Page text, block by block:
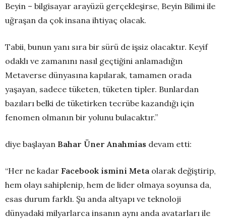
Beyin – bilgisayar arayüzü gerçekleşirse, Beyin Bilimi ile
uğraşan da çok insana ihtiyaç olacak.
Tabii, bunun yanı sıra bir sürü de işsiz olacaktır. Keyif
odaklı ve zamanını nasıl geçtiğini anlamadığın
Metaverse dünyasına kapılarak, tamamen orada
yaşayan, sadece tüketen, tüketen tipler. Bunlardan
bazıları belki de tüketirken tecrübe kazandığı için
fenomen olmanın bir yolunu bulacaktır.”
diye başlayan Bahar Üner Anahmias devam etti:
“Her ne kadar Facebook ismini Meta olarak değiştirip,
hem olayı sahiplenip, hem de lider olmaya soyunsa da,
esas durum farklı. Şu anda altyapı ve teknoloji
dünyadaki milyarlarca insanın aynı anda avatarları ile